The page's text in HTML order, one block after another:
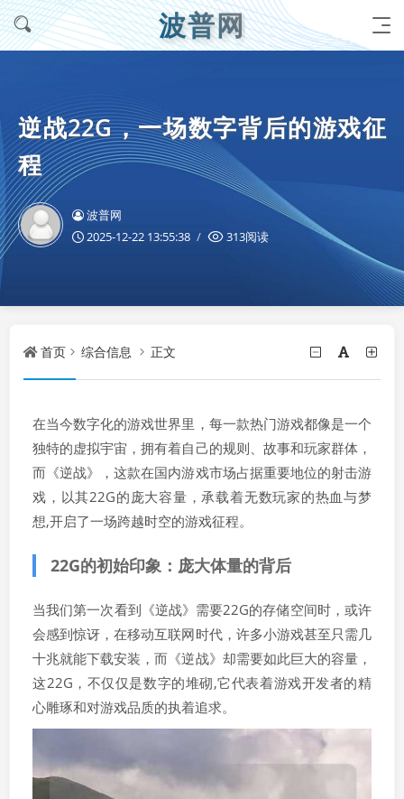
波普网
逆战22G，一场数字背后的游戏征
程
波普网
2025-12-22 13:55:38
313阅读
首页 综合信息 正文
在当今数字化的游戏世界里，每一款热门游戏都像是一个
独特的虚拟宇宙，拥有着自己的规则、故事和玩家群体，
而《逆战》，这款在国内游戏市场占据重要地位的射击游
戏，以其22G的庞大容量，承载着无数玩家的热血与梦
想,开启了一场跨越时空的游戏征程。
22G的初始印象：庞大体量的背后
当我们第一次看到《逆战》需要22G的存储空间时，或许
会感到惊讶，在移动互联网时代，许多小游戏甚至只需几
十兆就能下载安装，而《逆战》却需要如此巨大的容量，
这22G，不仅仅是数字的堆砌,它代表着游戏开发者的精
心雕琢和对游戏品质的执着追求。